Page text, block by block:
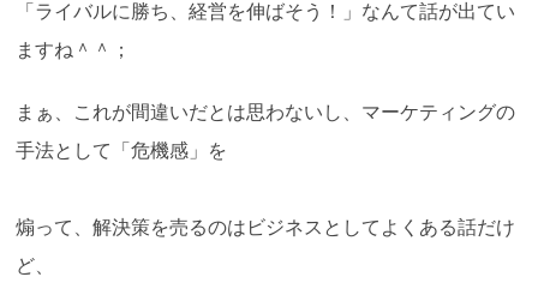
「ライバルに勝ち、経営を伸ばそう！」なんて話が出てい
ますね＾＾；
まぁ、これが間違いだとは思わないし、マーケティングの
手法として「危機感」を
煽って、解決策を売るのはビジネスとしてよくある話だけ
ど、